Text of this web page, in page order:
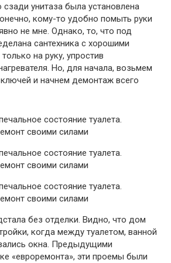
сзади унитаза была установлена
кому-то удобно помыть руки
не мне. Однако, то, что под
сантехника с хорошими
на руку, упростив
Но, для начала, возьмем
и начнем демонтаж всего
без отделки. Видно, что дом
когда между туалетом, ванной
окна. Предыдущими
«евроремонта», эти проемы были